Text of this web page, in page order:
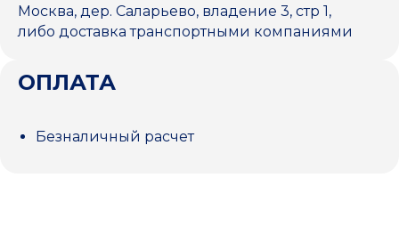
Москва, дер. Саларьево, владение 3, стр 1,
либо доставка транспортными компаниями
ОПЛАТА
Безналичный расчет